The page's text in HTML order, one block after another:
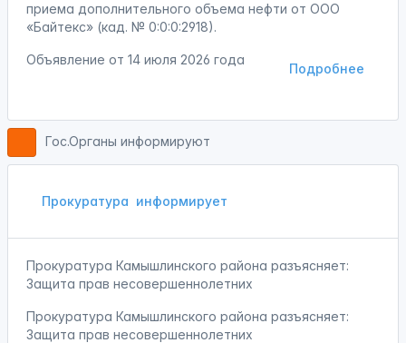
приема дополнительного объема нефти от ООО
«Байтекс» (кад. № 0:0:0:2918).
Подробнее
Объявление от 14 июля 2026 года
Гос.Органы информируют
Прокуратура информирует
Прокуратура Камышлинского района разъясняет:
Защита прав несовершеннолетних
Прокуратура Камышлинского района разъясняет:
Защита прав несовершеннолетних